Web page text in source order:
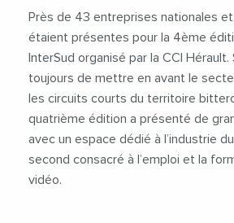
Près de 43 entreprises nationales
étaient présentes pour la 4ème
InterSud organisé par la CCI Hérault.
toujours de mettre en avant le
les circuits courts du territoire
quatrième édition a présenté de
avec un espace dédié à l’industrie
second consacré à l’emploi et la
vidéo.